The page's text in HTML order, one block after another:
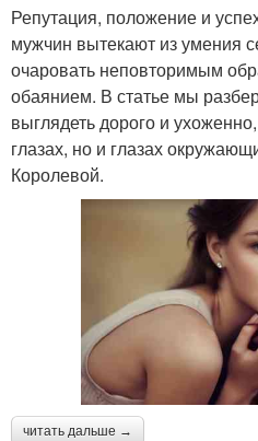
Репутация, положение и
мужчин вытекают из умения
очаровать неповторимым
обаянием. В статье мы
выглядеть дорого и
глазах, но и глазах
Королевой.
читать дальше →